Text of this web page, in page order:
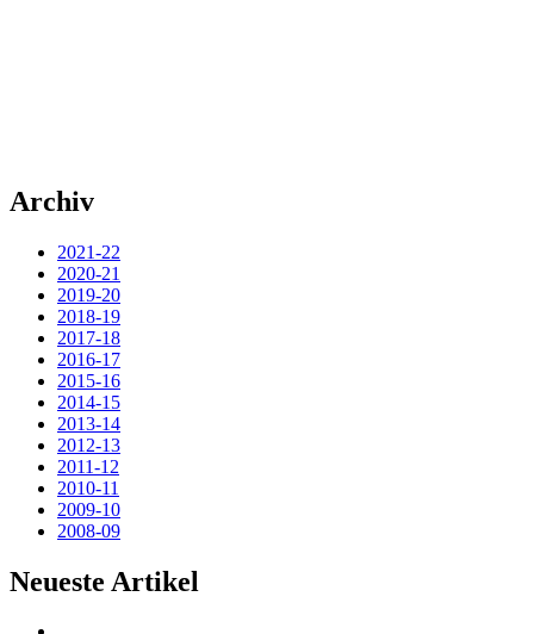
Archiv
2021-22
2020-21
2019-20
2018-19
2017-18
2016-17
2015-16
2014-15
2013-14
2012-13
2011-12
2010-11
2009-10
2008-09
Neueste Artikel